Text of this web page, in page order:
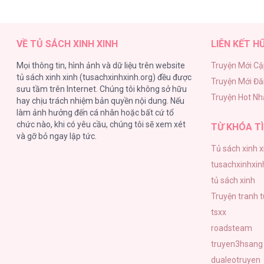
Ngược Dòng Mùa Xuân [...] –
Ngược Dòng Mùa Xuân [...] – Chap
VỀ TỦ SÁCH XINH XINH
Mọi thông tin, hình ảnh và dữ liệu trên website
tủ sách xinh xinh (tusachxinhxinh.org) đều được
sưu tầm trên Internet. Chúng tôi không sở hữu
hay chịu trách nhiệm bản quyền nội dung. Nếu
làm ảnh hưởng đến cá nhân hoặc bất cứ tổ
chức nào, khi có yêu cầu, chúng tôi sẽ xem xét
và gỡ bỏ ngay lập tức.
LIÊN KẾT
Truyện Mới
Truyện Mới
Truyện Hot
TỪ KHÓA
Tủ sách xinh
tủ sách xinh
Truyện tranh
tsxx
roadsteam
truyen3hsang
dualeotruyen